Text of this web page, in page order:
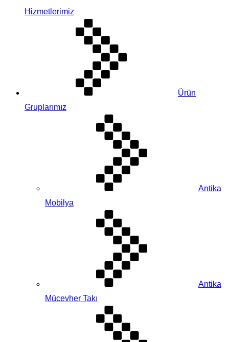
Hizmetlerimiz
Ürün
Gruplarımız
Antika
Mobilya
Antika
Mücevher Takı